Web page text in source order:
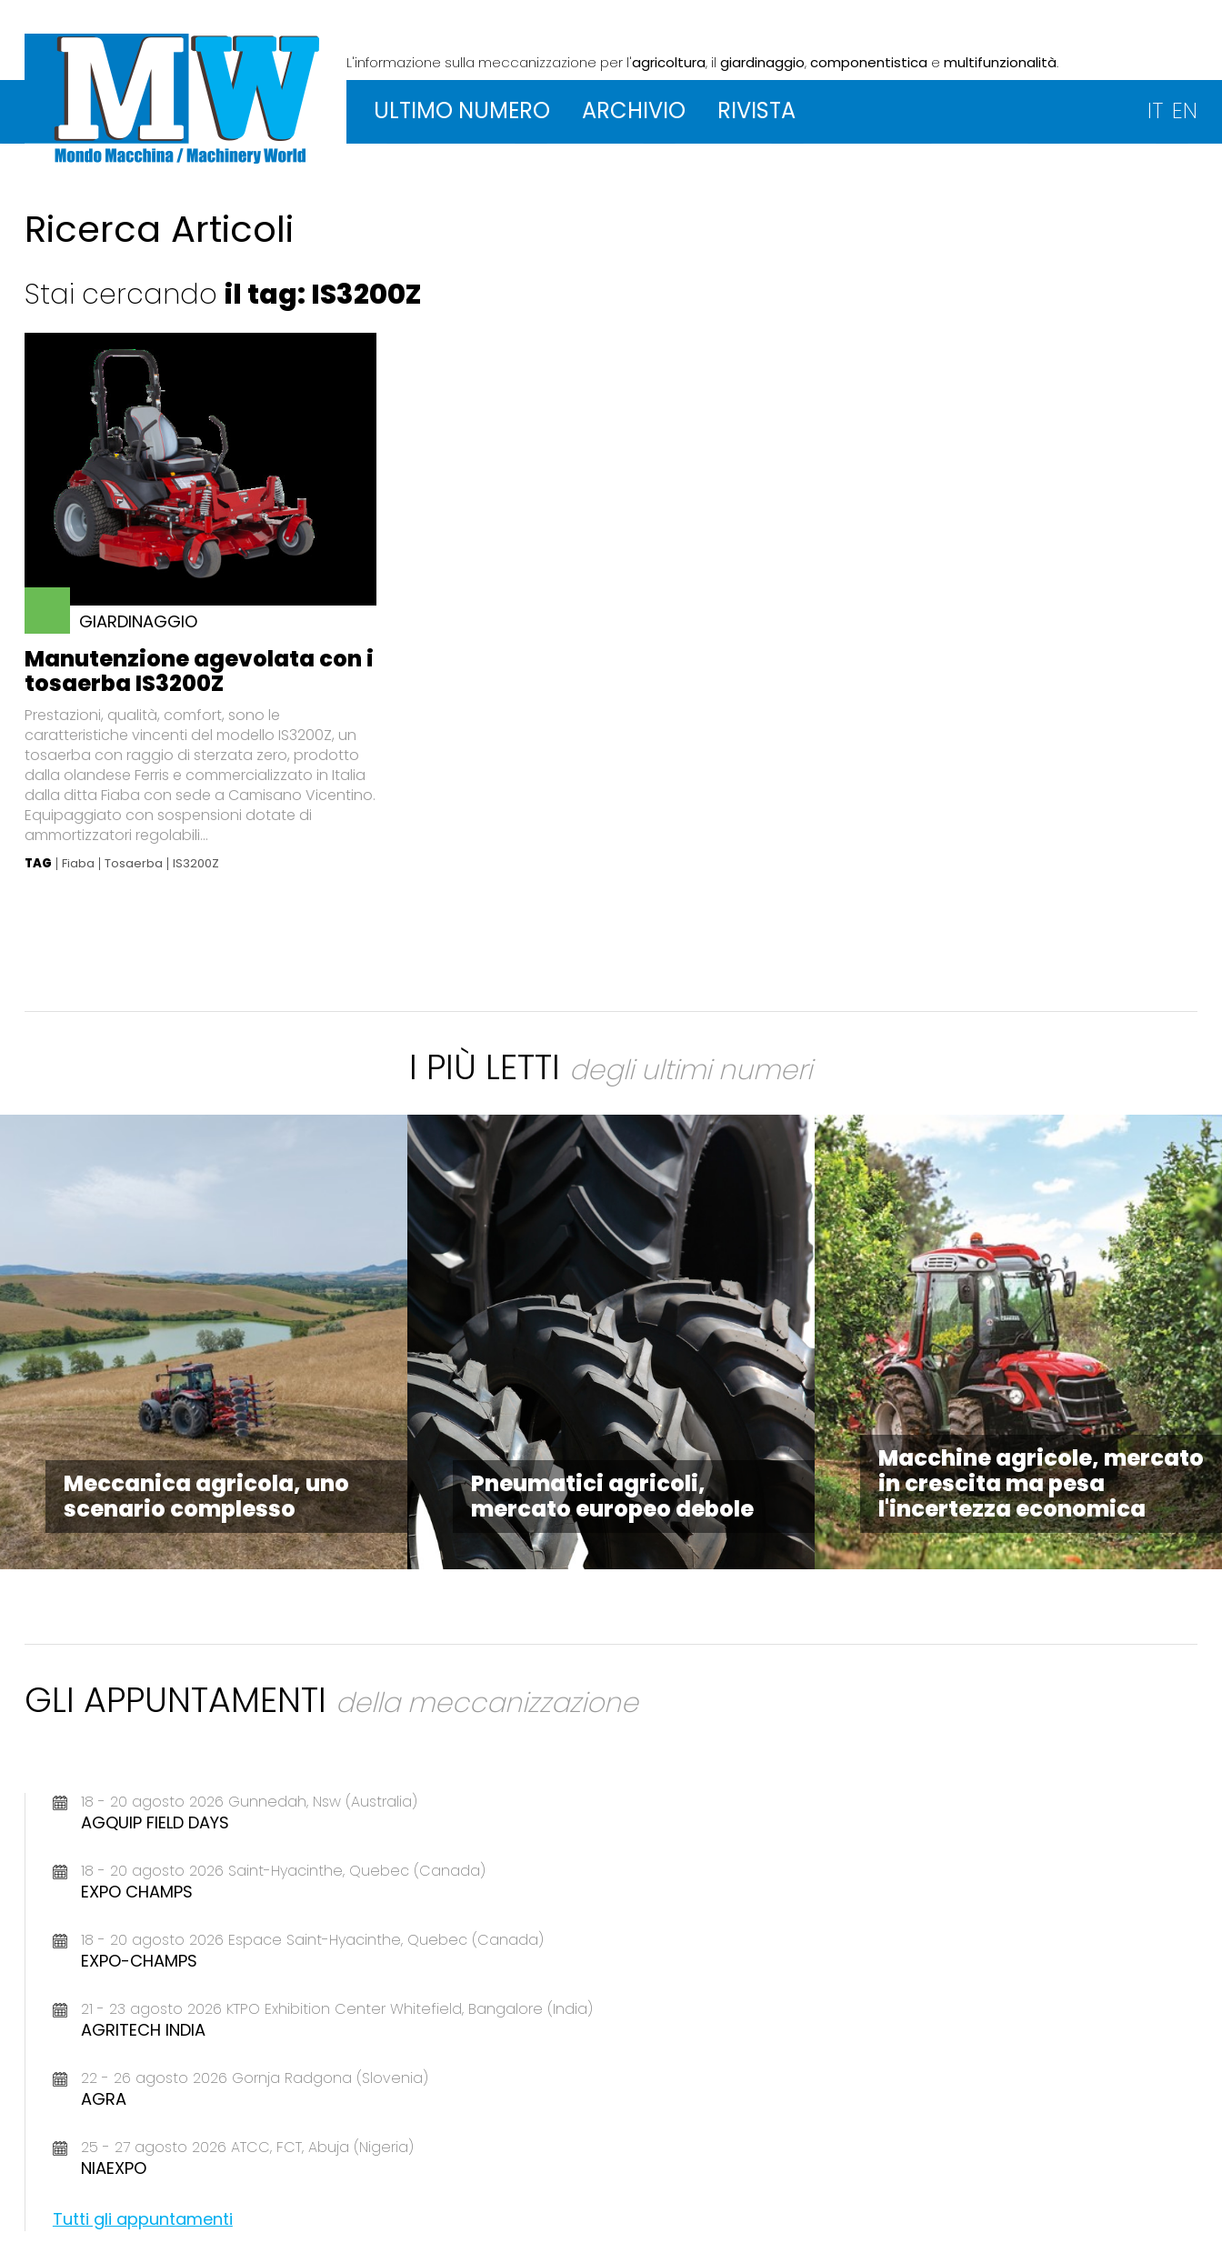
L'informazione sulla meccanizzazione per l'agricoltura, il giardinaggio,componentisticae multifunzionalità.
ULTIMO NUMERO ARCHIVIO RIVISTA IT EN
Ricerca Articoli
Stai cercando il tag: IS3200Z
GIARDINAGGIO
Manutenzione agevolata con i
tosaerba IS3200Z
Prestazioni, qualità, comfort, sono le
caratteristiche vincenti del modello IS3200Z, un
tosaerba con raggio di sterzata zero, prodotto
dalla olandese Ferris e commercializzato in Italia
dalla ditta Fiaba con sede a Camisano Vicentino.
Equipaggiato con sospensioni dotate di
ammortizzatori regolabili...
TAG Fiaba Tosaerba IS3200Z
I PIÙ LETTI degli ultimi numeri
Meccanica agricola, uno
scenario complesso
Pneumatici agricoli,
mercato europeo debole
Macchine agricole, mercato
in crescita ma pesa
l'incertezza economica
GLI APPUNTAMENTI della meccanizzazione
18 - 20 agosto 2026 Gunnedah, Nsw (Australia)
AGQUIP FIELD DAYS
18 - 20 agosto 2026 Saint-Hyacinthe, Quebec (Canada)
EXPO CHAMPS
18 - 20 agosto 2026 Espace Saint-Hyacinthe, Quebec (Canada)
EXPO-CHAMPS
21 - 23 agosto 2026 KTPO Exhibition Center Whitefield, Bangalore (India)
AGRITECH INDIA
22 - 26 agosto 2026 Gornja Radgona (Slovenia)
AGRA
25 - 27 agosto 2026 ATCC, FCT, Abuja (Nigeria)
NIAEXPO
Tutti gli appuntamenti